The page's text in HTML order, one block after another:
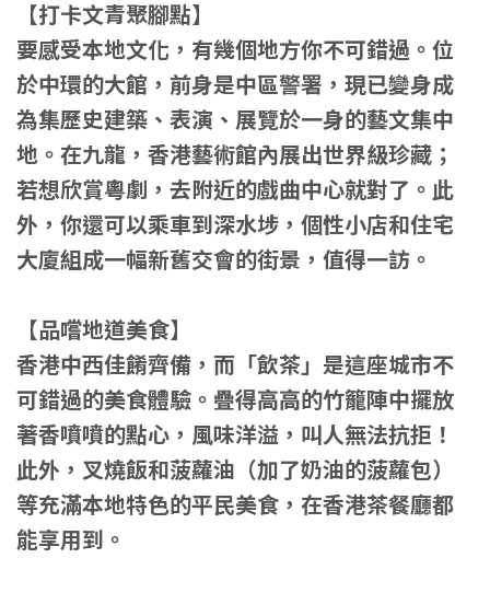
【打卡文青聚腳點】
要感受本地文化，有幾個地方你不可錯過。位
於中環的大館，前身是中區警署，現已變身成
為集歷史建築、表演、展覽於一身的藝文集中
地。在九龍，香港藝術館內展出世界級珍藏；
若想欣賞粵劇，去附近的戲曲中心就對了。此
外，你還可以乘車到深水埗，個性小店和住宅
大廈組成一幅新舊交會的街景，值得一訪。
【品嚐地道美食】
香港中西佳餚齊備，而「飲茶」是這座城市不
可錯過的美食體驗。疊得高高的竹籠陣中擺放
著香噴噴的點心，風味洋溢，叫人無法抗拒！
此外，叉燒飯和菠蘿油（加了奶油的菠蘿包）
等充滿本地特色的平民美食，在香港茶餐廳都
能享用到。